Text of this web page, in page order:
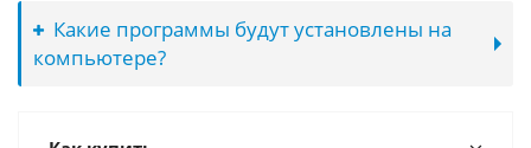
Какие программы будут установлены на
компьютере?